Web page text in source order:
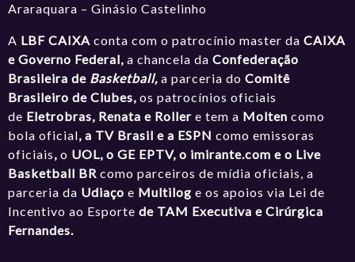
Araraquara – Ginásio Castelinho
A LBF CAIXA conta com o patrocínio master daCAIXA
e Governo Federal,a chancela daConfederação
Brasileira de Basketball, a parceria doComitê
Brasileiro de Clubes,os patrocínios oficiais
de Eletrobras, Renata e Rollere tem a Moltencomo
bola oficial, a TV Brasil e a ESPNcomo emissoras
oficiais,o UOL, o GE EPTV, o imirante.com e o Live
Basketball BR como parceiros de mídia oficiais, a
parceria da Udiaçoe Multilog e os apoios via Lei de
Incentivo ao Esporte de TAM Executiva e Cirúrgica
Fernandes.